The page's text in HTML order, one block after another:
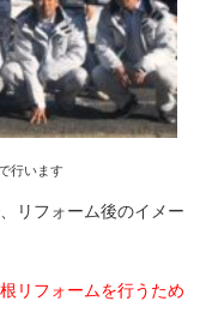
行います
リフォーム後のイメー
リフォームを行うため